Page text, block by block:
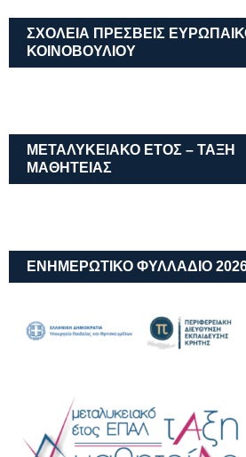
ΣΧΟΛΕΙΑ ΠΡΕΣΒΕΙΣ
ΚΟΙΝΟΒΟΥΛΙΟΥ
ΜΕΤΑΛΥΚΕΙΑΚΌ ΈΤΟΣ – ΤΆΞΗ
ΜΑΘΗΤΕΊΑΣ
ΕΝΗΜΕΡΩΤΙΚΟ ΦΥΛΛΑΔΙΟ